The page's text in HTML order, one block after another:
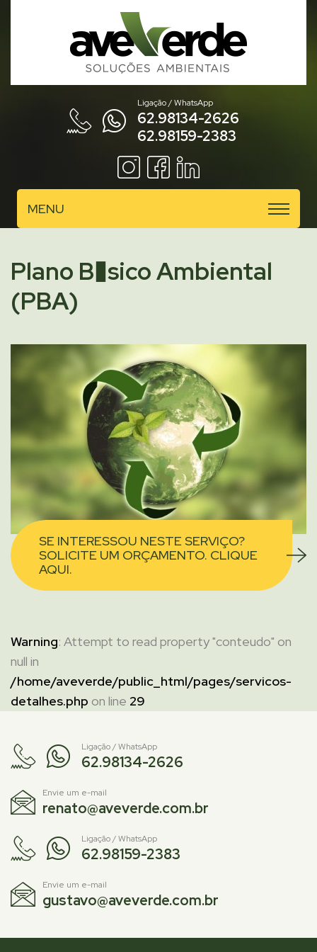
Ligação / WhatsApp
62.98134-2626
62.98159-2383
MENU
Plano B�sico Ambiental
(PBA)
SE INTERESSOU NESTE SERVIÇO?
SOLICITE UM ORÇAMENTO. CLIQUE
AQUI.
Warning: Attempt to read property "conteudo" on
null in
/home/aveverde/public_html/pages/servicos-
detalhes.php on line 29
Ligação / WhatsApp
62.98134-2626
Envie um e-mail
renato@aveverde.com.br
Ligação / WhatsApp
62.98159-2383
Envie um e-mail
gustavo@aveverde.com.br